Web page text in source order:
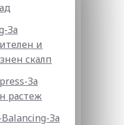
За
и
скалп
За
растеж
За